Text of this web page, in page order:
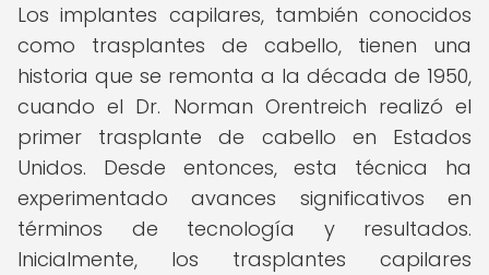
Los implantes capilares, también conocidos
como trasplantes de cabello, tienen una
historia que se remonta a la década de 1950,
cuando el Dr. Norman Orentreich realizó el
primer trasplante de cabello en Estados
Unidos. Desde entonces, esta técnica ha
experimentado avances significativos en
términos de tecnología y resultados.
Inicialmente, los trasplantes capilares